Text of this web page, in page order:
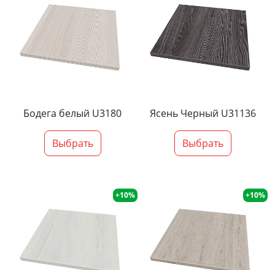
Бодега белый U3180
Выбрать
Ясень Черный U31136
Выбрать
+10% +10%